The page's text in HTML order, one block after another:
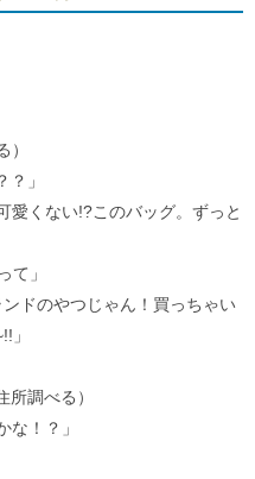
）
」
愛くない!?このバッグ。ずっと
」
ンドのやつじゃん！買っちゃい
」
所調べる）
な！？」